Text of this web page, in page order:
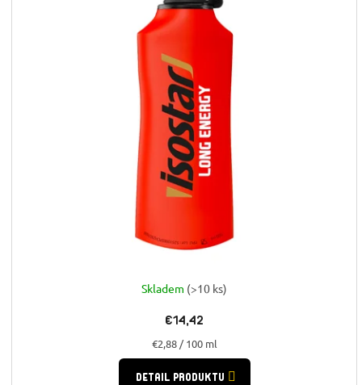
Skladem (>10 ks)
€14,42
Jednotková
cena:
€2,88 / 100 ml
DETAIL PRODUKTU